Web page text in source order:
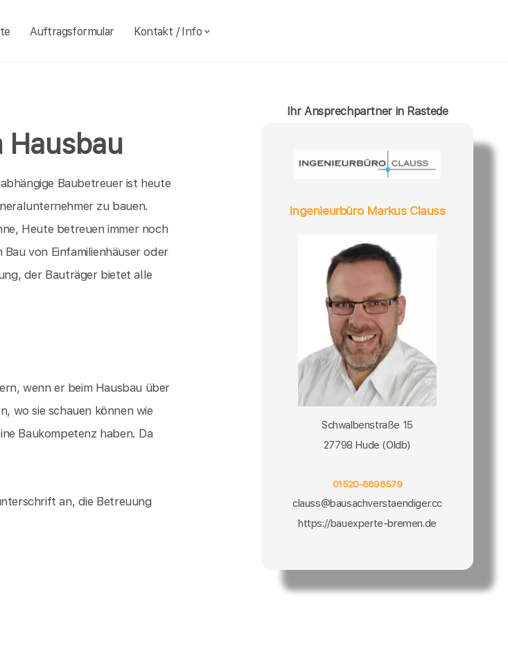
Auftragsformular Kontakt / Info
Hausbau
Baubetreuer ist heute
zu bauen.
Heute betreuen immer noch
von Einfamilienhäuser oder
der Bauträger bietet alle
wenn er beim Hausbau über
wo sie schauen können wie
Baukompetenz haben. Da
an, die Betreuung
Ihr Ansprechpartner in Rastede
Ingenieurbüro Markus Clauss
Schwalbenstraße 15
27798 Hude (Oldb)
01520-8898579
clauss@bausachverstaendiger.cc
https://bauexperte-bremen.de